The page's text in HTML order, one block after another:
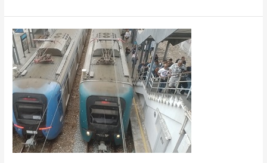
Do
caos
ao
transporte
inteligente